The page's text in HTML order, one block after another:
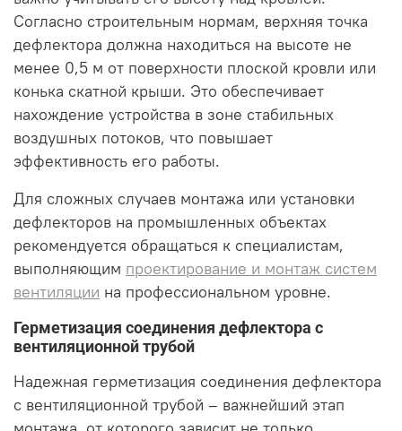
Согласно строительным нормам, верхняя точка
дефлектора должна находиться на высоте не
менее 0,5 м от поверхности плоской кровли или
конька скатной крыши. Это обеспечивает
нахождение устройства в зоне стабильных
воздушных потоков, что повышает
эффективность его работы.
Для сложных случаев монтажа или установки
дефлекторов на промышленных объектах
рекомендуется обращаться к специалистам,
выполняющим проектирование и монтаж систем
вентиляции на профессиональном уровне.
Герметизация соединения дефлектора с
вентиляционной трубой
Надежная герметизация соединения дефлектора
с вентиляционной трубой – важнейший этап